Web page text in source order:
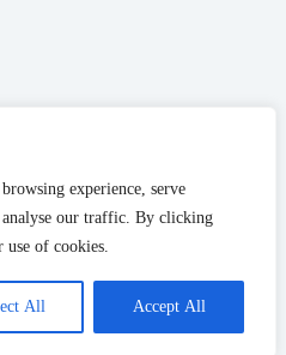
experience, serve
analyse our traffic. By clicking
of cookies.
All Accept All